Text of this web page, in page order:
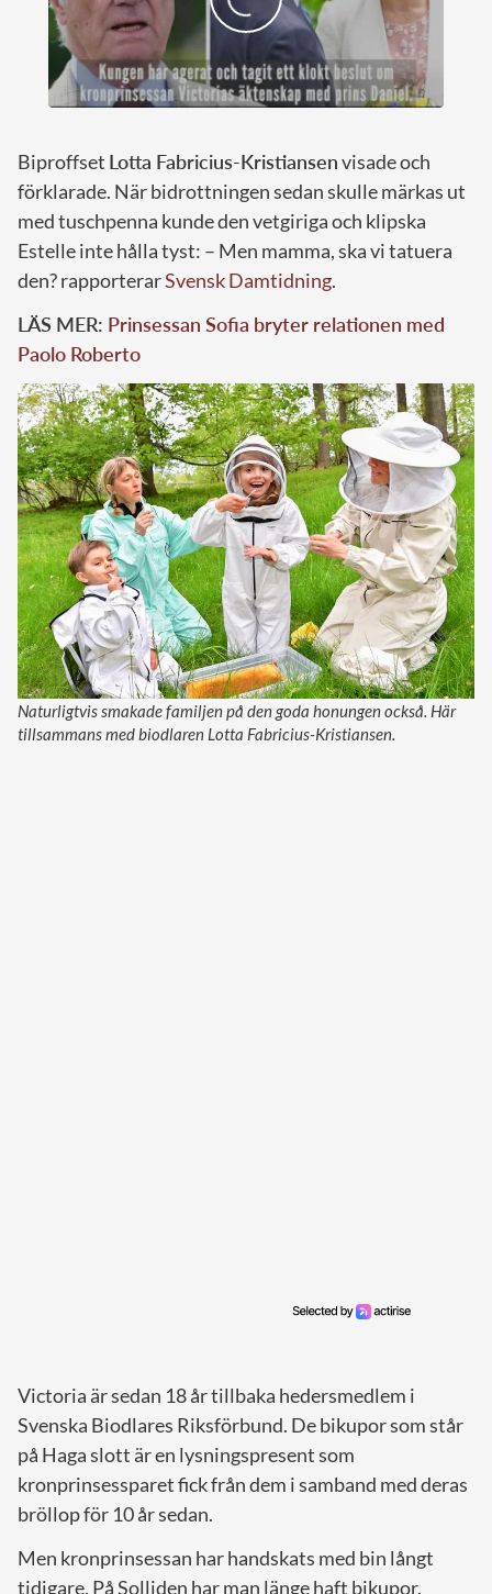
Biproffset Lotta Fabricius-Kristiansenvisade och
förklarade. När bidrottningen sedan skulle märkas ut
med tuschpenna kunde den vetgiriga och klipska
Estelle inte hålla tyst: – Men mamma, ska vi tatuera
den? rapporterarSvensk Damtidning.
LÄS MER: Prinsessan Sofia bryter relationen med
Paolo Roberto
Naturligtvis smakade familjen på den goda honungen också. Här
tillsammans med biodlaren Lotta Fabricius-Kristiansen.
Victoria är sedan 18 år tillbaka hedersmedlem i
Svenska Biodlares Riksförbund. De bikupor som står
på Haga slott är en lysningspresent som
kronprinsessparet fick från dem i samband med deras
bröllop för 10 år sedan.
Men kronprinsessan har handskats med bin långt
tidigare. På Solliden har man länge haft bikupor.